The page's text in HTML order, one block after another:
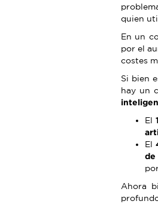
quien
En un
por el
costes
Si bien
hay un
El
El
Ahora